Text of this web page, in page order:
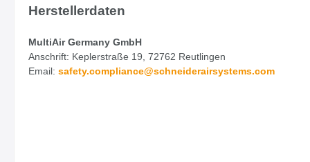
Herstellerdaten
MultiAir Germany GmbH
Anschrift: Keplerstraße 19, 72762 Reutlingen
Email: safety.compliance@schneiderairsystems.com